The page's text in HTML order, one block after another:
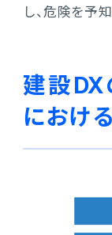
し、危険を予
建設
におけ